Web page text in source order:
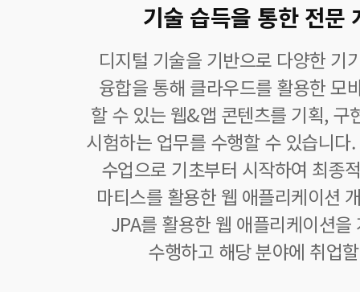
기술 습득을 통한 전문
디지털 기술을 기반으로 다양한 기
융합을 통해 클라우드를 활용한 모
할 수 있는 웹&앱 콘텐츠를 기획, 구
시험하는 업무를 수행할 수 있습니다
수업으로 기초부터 시작하여 최종
마티스를 활용한 웹 애플리케이션
JPA를 활용한 웹 애플리케이션
수행하고 해당 분야에 취업